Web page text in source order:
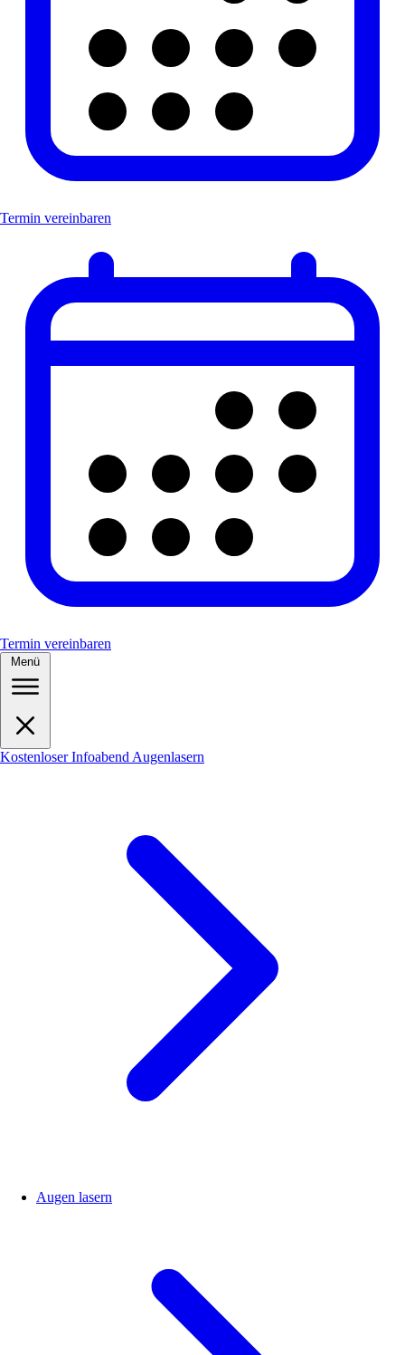
Termin vereinbaren
Termin vereinbaren
Menü
Kostenloser Infoabend Augenlasern
Augen lasern